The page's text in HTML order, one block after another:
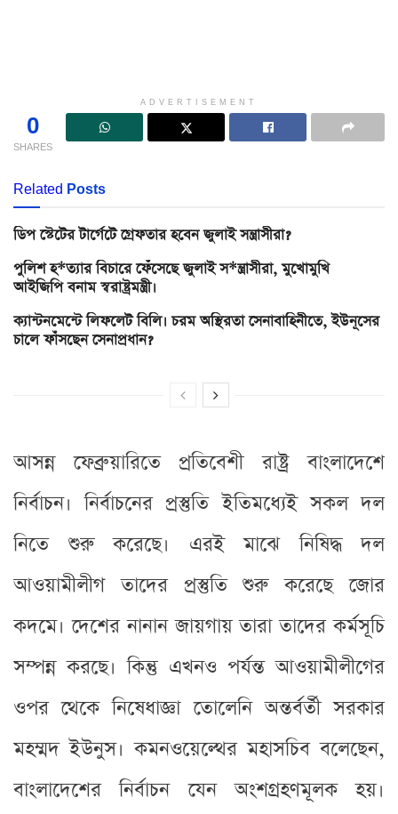
ADVERTISEMENT
0
SHARES
Related Posts
ডিপ স্টেটের টার্গেটে গ্রেফতার হবেন জুলাই সন্ত্রাসীরা?
পুলিশ হ*ত্যার বিচারে ফেঁসেছে জুলাই স*ন্ত্রাসীরা, মুখোমুখি
আইজিপি বনাম স্বরাষ্ট্রমন্ত্রী।
ক্যান্টনমেন্টে লিফলেট বিলি। চরম অস্থিরতা সেনাবাহিনীতে, ইউনূসের
চালে ফাঁসছেন সেনাপ্রধান?
আসন্ন ফেব্রুয়ারিতে প্রতিবেশী রাষ্ট্র বাংলাদেশে
নির্বাচন। নির্বাচনের প্রস্তুতি ইতিমধ্যেই সকল দল
নিতে শুরু করেছে। এরই মাঝে নিষিদ্ধ দল
আওয়ামীলীগ তাদের প্রস্তুতি শুরু করেছে জোর
কদমে। দেশের নানান জায়গায় তারা তাদের কর্মসূচি
সম্পন্ন করছে। কিন্তু এখনও পর্যন্ত আওয়ামীলীগের
ওপর থেকে নিষেধাজ্ঞা তোলেনি অন্তর্বর্তী সরকার
মহম্মদ ইউনুস। কমনওয়েল্থের মহাসচিব বলেছেন,
বাংলাদেশের নির্বাচন যেন অংশগ্রহণমূলক হয়।